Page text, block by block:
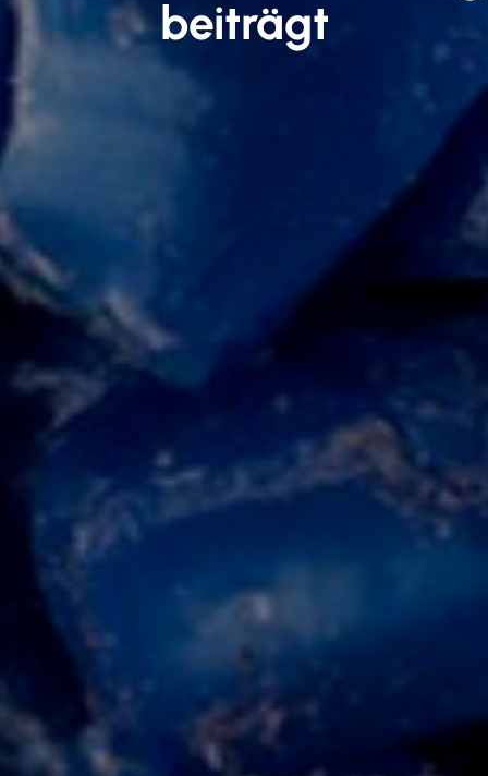
beiträgt